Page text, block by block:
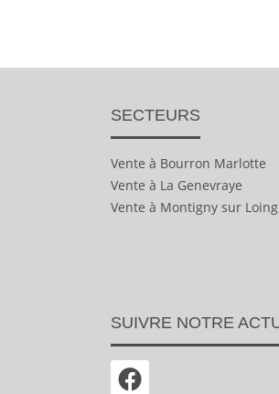
SECTEURS
Vente à Bourron Marlotte
Vente à La Genevraye
Vente à Montigny sur Loing
SUIVRE NOTRE